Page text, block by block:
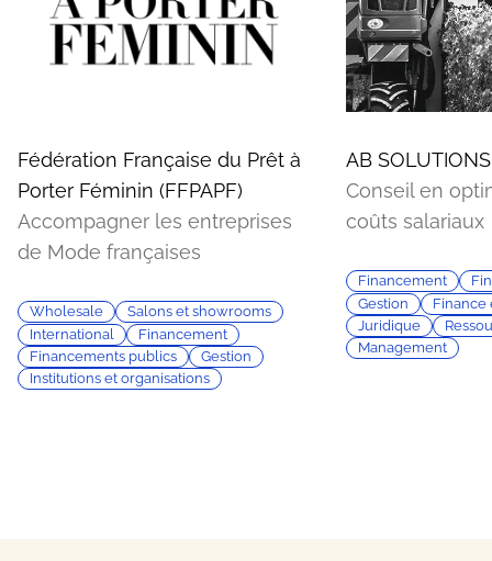
Fédération Française du Prêt à
Porter Féminin (FFPAPF)
Accompagner les entreprises
de Mode françaises
Wholesale
Salons et showrooms
International
Financement
Financements publics
Gestion
Institutions et organisations
AB SOLUTIONS
Conseil en
coûts salariaux
Financement
Gestion
Finance
Juridique
Management